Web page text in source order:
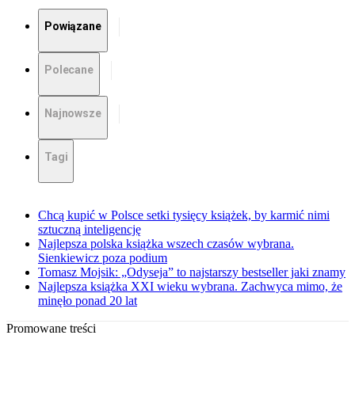
Powiązane
Polecane
Najnowsze
Tagi
Chcą kupić w Polsce setki tysięcy książek, by karmić nimi
sztuczną inteligencję
Najlepsza polska książka wszech czasów wybrana.
Sienkiewicz poza podium
Tomasz Mojsik: „Odyseja” to najstarszy bestseller jaki znamy
Najlepsza książka XXI wieku wybrana. Zachwyca mimo, że
minęło ponad 20 lat
Promowane treści